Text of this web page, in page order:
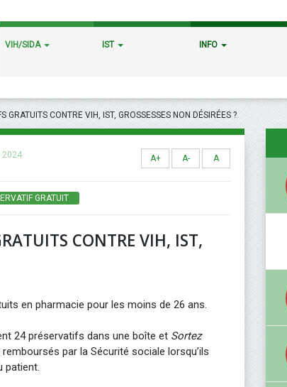
VIH/SIDA IST INFO
GRATUITS CONTRE VIH, IST, GROSSESSES NON DÉSIRÉES ?
2024 A+ A- A
GRATUIT
CONTRE VIH, IST,
en pharmacie pour les moins de 26 ans.
24 préservatifs dans une boîte et Sortez
par la Sécurité sociale lorsqu’ils
patient.